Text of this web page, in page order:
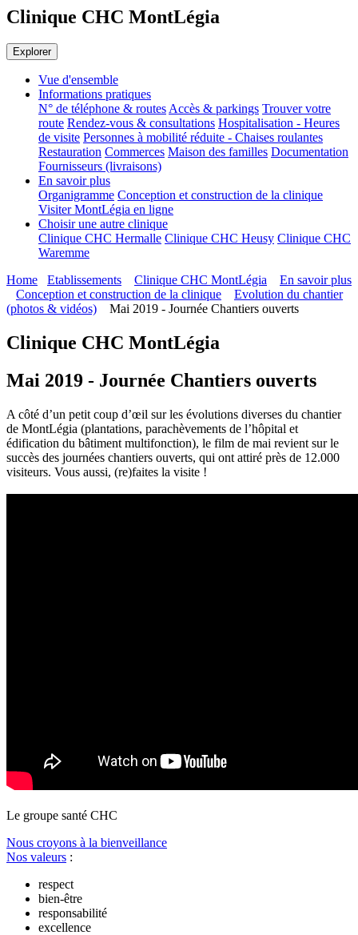
Clinique CHC MontLégia
Explorer
Vue d'ensemble
Informations pratiques
N° de téléphone & routesAccès & parkings Trouver votre
route Rendez-vous & consultations Hospitalisation - Heures
de visite Personnes à mobilité réduite - Chaises roulantes
Restauration Commerces Maison des familles Documentation
Fournisseurs (livraisons)
En savoir plus
Organigramme Conception et construction de la clinique
Visiter MontLégia en ligne
Choisir une autre clinique
Clinique CHC Hermalle Clinique CHC Heusy Clinique CHC
Waremme
Home
Etablissements Clinique CHC MontLégia
En savoir plus
Conception et construction de la clinique
Evolution du chantier
(photos & vidéos)
Mai 2019 - Journée Chantiers ouverts
Clinique CHC MontLégia
Mai 2019 - Journée Chantiers ouverts
A côté d’un petit coup d’œil sur les évolutions diverses du chantier
de MontLégia (plantations, parachèvements de l’hôpital et
édification du bâtiment multifonction), le film de mai revient sur le
succès des journées chantiers ouverts, qui ont attiré près de 12.000
visiteurs. Vous aussi, (re)faites la visite !
Le groupe santé CHC
Nous croyons à la bienveillance
Nos valeurs :
respect
bien-être
responsabilité
excellence